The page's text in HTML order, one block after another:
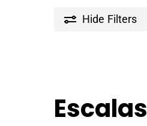
Hide Filters
Escalas